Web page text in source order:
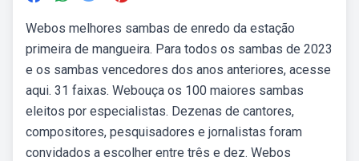
Webos melhores sambas de enredo da estação
primeira de mangueira. Para todos os sambas de 2023
e os sambas vencedores dos anos anteriores, acesse
aqui. 31 faixas. Webouça os 100 maiores sambas
eleitos por especialistas. Dezenas de cantores,
compositores, pesquisadores e jornalistas foram
convidados a escolher entre três e dez. Webos